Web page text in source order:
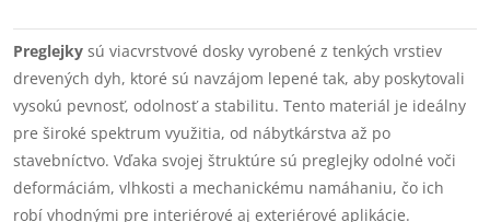
Preglejky sú viacvrstvové dosky vyrobené z tenkých vrstiev
drevených dyh, ktoré sú navzájom lepené tak, aby poskytovali
vysokú pevnosť, odolnosť a stabilitu. Tento materiál je ideálny
pre široké spektrum využitia, od nábytkárstva až po
stavebníctvo. Vďaka svojej štruktúre sú preglejky odolné voči
deformáciám, vlhkosti a mechanickému namáhaniu, čo ich
robí vhodnými pre interiérové aj exteriérové aplikácie.